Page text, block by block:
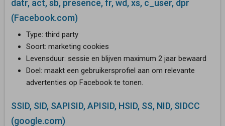
datr, act, sb, presence, fr, wd, xs, c_user, dpr
(Facebook.com)
Type: third party
Soort: marketing cookies
Levensduur: sessie en blijven maximum 2 jaar bewaard
Doel: maakt een gebruikersprofiel aan om relevante
advertenties op Facebook te tonen.
SSID, SID, SAPISID, APISID, HSID, SS, NID, SIDCC
(google.com)